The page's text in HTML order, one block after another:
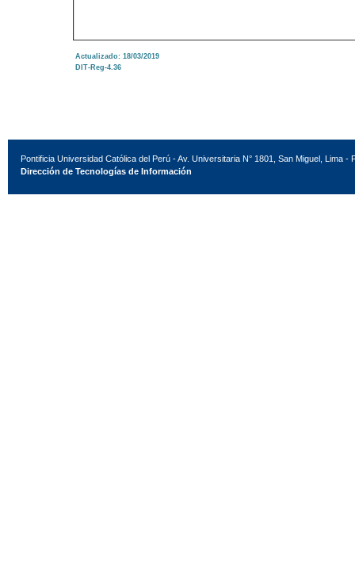
Actualizado: 18/03/2019
DIT-Reg-4.36
Pontificia Universidad Católica del Perú - Av. Universitaria N° 1801, San Miguel, Lima -
Dirección de Tecnologías de Información